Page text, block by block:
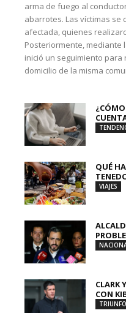
arma de fuego al
abarrotes. Las víctimas se
afectada, quienes
Posteriormente, mediante
inició un seguimiento para
domicilio de la misma
QUÉ
VIAJES
CLARK
CON
TRIUNFO